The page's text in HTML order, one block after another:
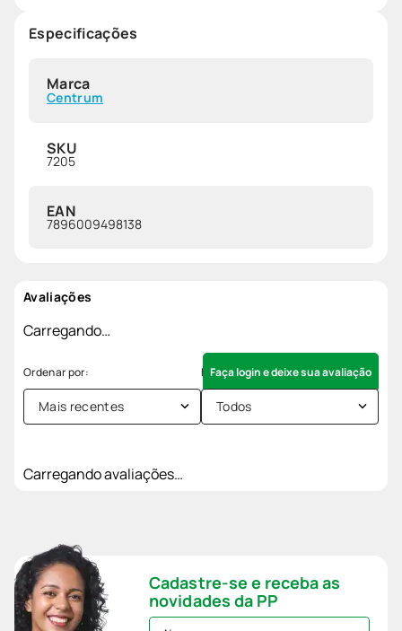
Especificações
Marca
Centrum
SKU
7205
EAN
7896009498138
Avaliações
Carregando…
Faça login e deixe sua avaliação
Mais recentes Todos
Carregando avaliações…
Cadastre-se e receba as
novidades da PP